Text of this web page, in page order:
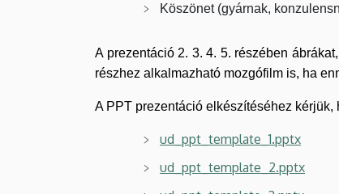
Köszönet (gyárnak,
A prezentáció 2. 3. 4. 5. részében
részhez alkalmazható mozgófilm is, ha
A PPT prezentáció elkészítéséhez
ud_ppt_template_1.pptx
ud_ppt_template_2.pptx